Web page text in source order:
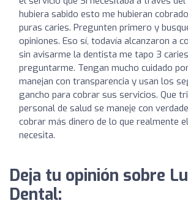
hubiera sabido esto me hubieran
puras caries. Pregunten primero y
opiniones. Eso sí, todavía alcanzaron a
sin avisarme la dentista me tapo 3
preguntarme. Tengan mucho cuidado
manejan con transparencia y usan los
gancho para cobrar sus servicios. Que
personal de salud se maneje con
cobrar más dinero de lo que realmente
necesita.
Deja tu opinión sobre
Dental: